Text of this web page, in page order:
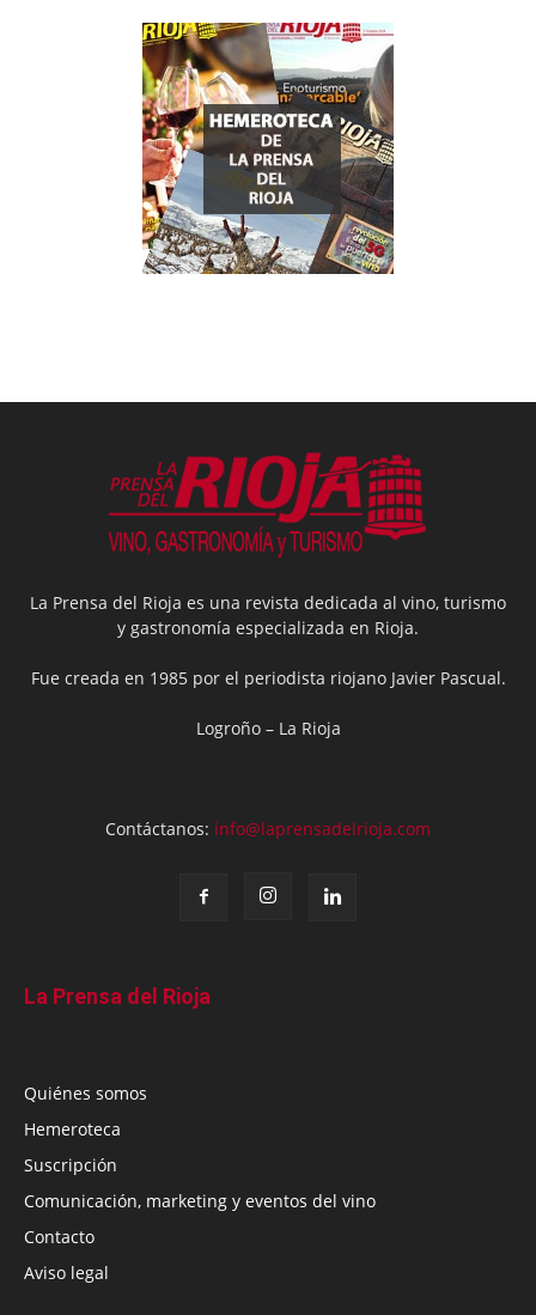
La Prensa del Rioja es una revista dedicada al vino, turismo
y gastronomía especializada en Rioja.
Fue creada en 1985 por el periodista riojano Javier Pascual.
Logroño – La Rioja
Contáctanos: info@laprensadelrioja.com
La Prensa del Rioja
Quiénes somos
Hemeroteca
Suscripción
Comunicación, marketing y eventos del vino
Contacto
Aviso legal